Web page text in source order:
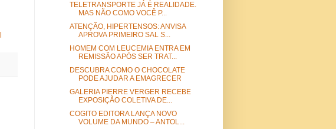
TELETRANSPORTE JÁ É REALIDADE.
MAS NÃO COMO VOCÊ P...
ATENÇÃO, HIPERTENSOS: ANVISA
APROVA PRIMEIRO SAL S...
HOMEM COM LEUCEMIA ENTRA EM
REMISSÃO APÓS SER TRAT...
DESCUBRA COMO O CHOCOLATE
PODE AJUDAR A EMAGRECER
GALERIA PIERRE VERGER RECEBE
EXPOSIÇÃO COLETIVA DE...
COGITO EDITORA LANÇA NOVO
VOLUME DA MUNDO – ANTOL...